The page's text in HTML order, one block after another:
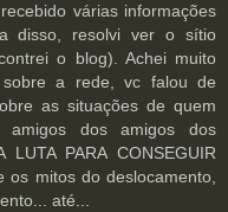
várias informações
disso, resolvi ver o sítio
o blog). Achei muito
sobre a rede, vc falou de
as situações de quem
amigos dos amigos dos
LUTA PARA CONSEGUIR
os mitos do deslocamento,
até...